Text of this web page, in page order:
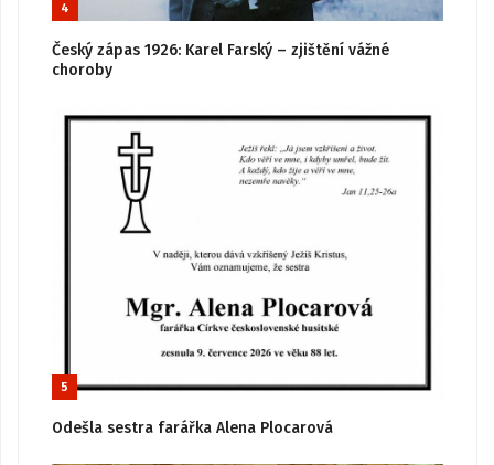
4
Český zápas 1926: Karel Farský – zjištění vážné
choroby
5
Odešla sestra farářka Alena Plocarová